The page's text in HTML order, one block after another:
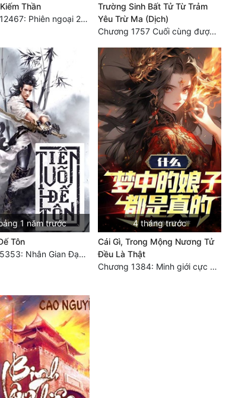
Thần
Chương 12467: Phiên ngoại 20: Sinh nhật vui vẻ - Hoàn
Trường Sinh Bất Tử Từ Trảm
Yêu Trừ Ma (Dịch)
Chương 1757 Cuối cùng được bình tĩnh (hết)
1 năm trước
Tôn
Chương 5353: Nhân Gian Đạo (Đại kết cục) (2)
4 tháng trước
Cái Gì, Trong Mộng Nương Tử
Đều Là Thật
Chương 1384: Minh giới cực độc